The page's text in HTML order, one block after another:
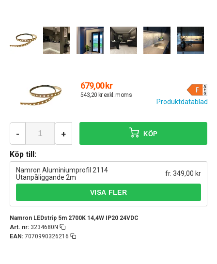
Produktdatablad
679,00 kr
543,20 kr exkl. moms
Namron LEDstrip 5m 2700K 14,4W IP20 24VDC
Art. nr: 3234680N
EAN: 7070990326216
- + KÖP
Köp till:
Namron Aluminiumprofil 2114
Utanpåliggande 2m
fr. 349,00 kr